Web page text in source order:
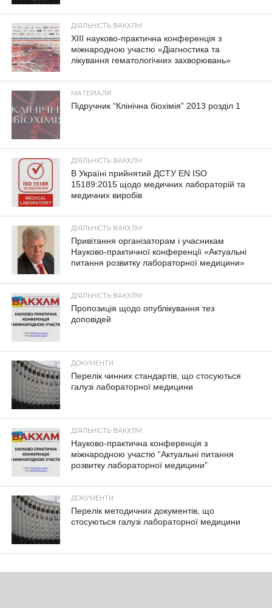
ДІЯЛЬНІСТЬ ВАКХЛМ
XIII науково-практична конференція з
міжнародною участю «Діагностика та
лікування гематологічних захворювань»
МАТЕРІАЛИ
Підручник “Клінічна біохімія” 2013 розділ 1
ДІЯЛЬНІСТЬ ВАКХЛМ
В Україні прийнятий ДСТУ EN ISO
15189:2015 щодо медичних лабораторій та
медичних виробів
ДІЯЛЬНІСТЬ ВАКХЛМ
Привітання організаторам і учасникам
Науково-практичної конференції «Актуальні
питання розвитку лабораторної медицини»
ДІЯЛЬНІСТЬ ВАКХЛМ
Пропозиція щодо опублікування тез
доповідей
ДОКУМЕНТИ
Перелік чинних стандартів, що стосуються
галузі лабораторної медицини
ДІЯЛЬНІСТЬ ВАКХЛМ
Науково-практична конференція з
міжнародною участю “Актуальні питання
розвитку лабораторної медицини”
ДОКУМЕНТИ
Перелік методичних документів, що
стосуються галузі лабораторної медицини